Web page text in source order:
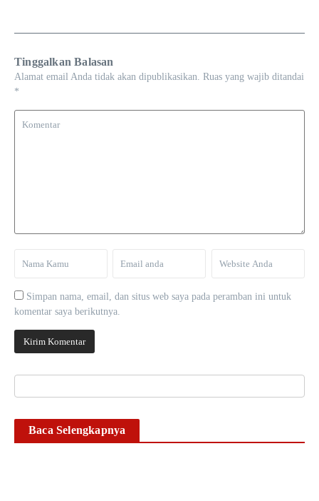
Tinggalkan Balasan
Alamat email Anda tidak akan dipublikasikan. Ruas yang wajib ditandai
*
Simpan nama, email, dan situs web saya pada peramban ini untuk
komentar saya berikutnya.
Baca Selengkapnya